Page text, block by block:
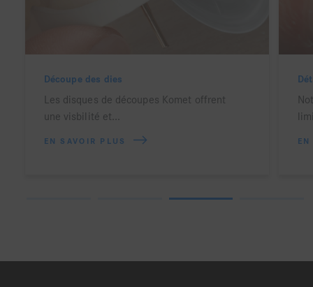
Découpe des dies
Les disques de découpes Komet offrent
une visbilité et...
EN SAVOIR PLUS